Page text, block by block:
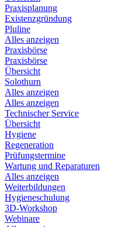
Praxisplanung
Existenzgründung
Pluline
Alles anzeigen
Praxisbörse
Praxisbörse
Übersicht
Solothurn
Alles anzeigen
Alles anzeigen
Technischer Service
Übersicht
Hygiene
Regeneration
Prüfungstermine
Wartung und Reparaturen
Alles anzeigen
Weiterbildungen
Hygieneschulung
3D-Workshop
Webinare